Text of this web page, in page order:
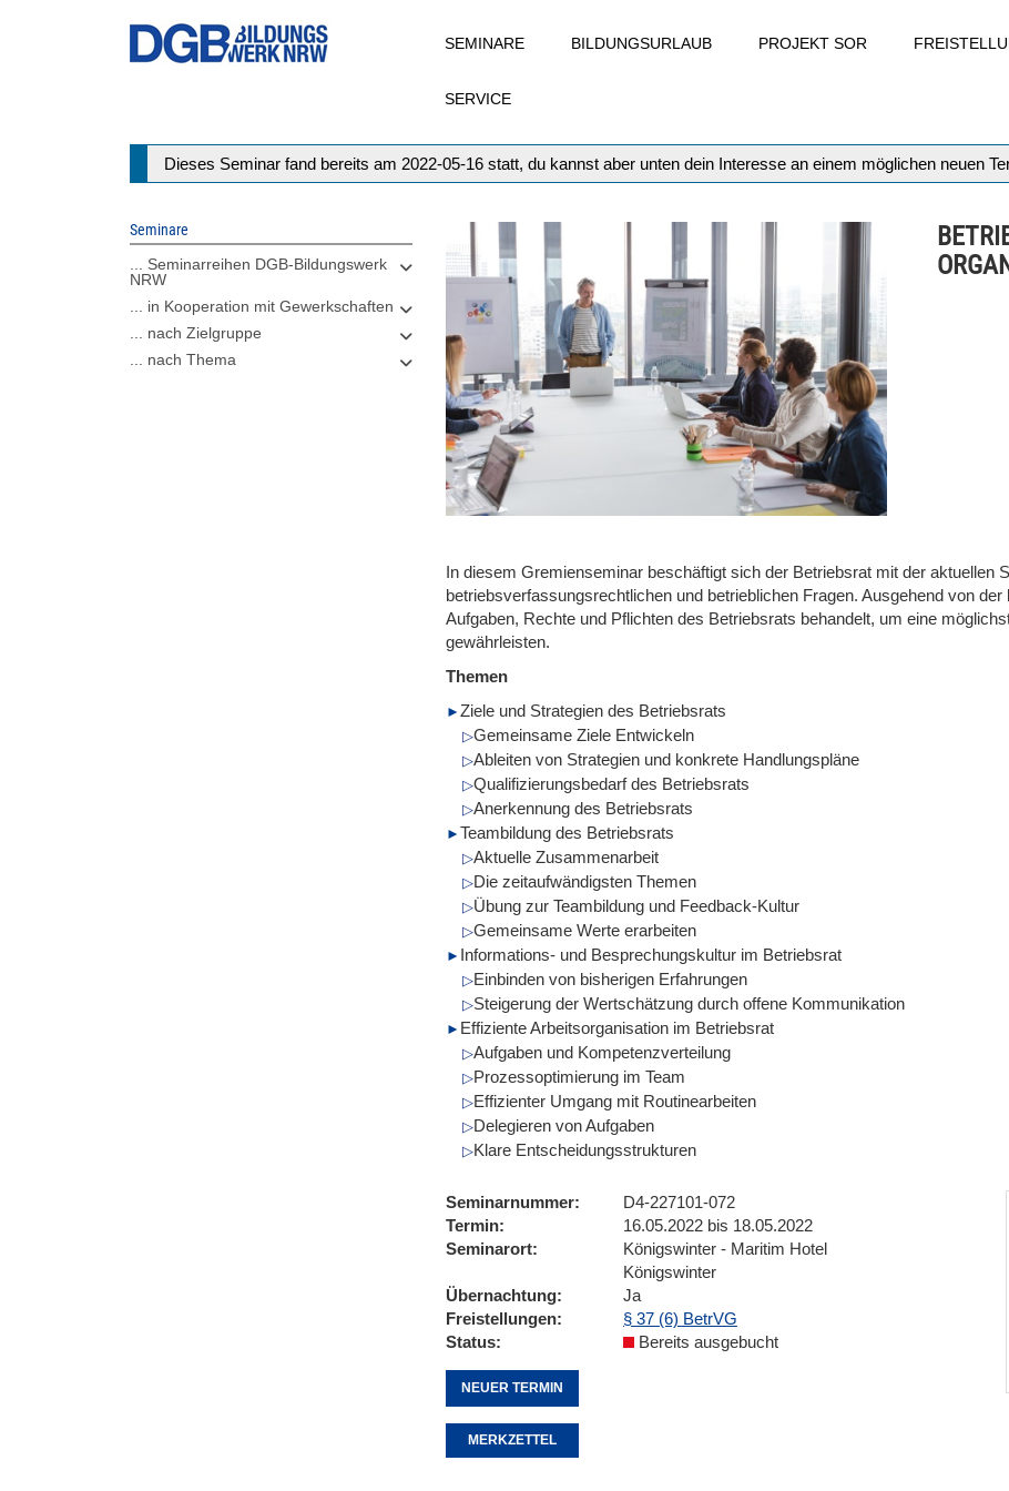
SEMINARE BILDUNGSURLAUB PROJEKT SOR
SERVICE
Statusmeldung
Dieses Seminar fand bereits am 2022-05-16 statt, du kannst aber unten dein Interesse an einem möglichen neuen
Seminare
... Seminarreihen DGB-Bildungswerk
NRW
... in Kooperation mit Gewerkschaften
... nach Zielgruppe
... nach Thema
In diesem Gremienseminar beschäftigt sich der Betriebsrat mit der aktuellen
betriebsverfassungsrechtlichen und betrieblichen Fragen. Ausgehend von
Aufgaben, Rechte und Pflichten des Betriebsrats behandelt, um eine
gewährleisten.
Themen
Ziele und Strategien des Betriebsrats
Gemeinsame Ziele Entwickeln
Ableiten von Strategien und konkrete Handlungspläne
Qualifizierungsbedarf des Betriebsrats
Anerkennung des Betriebsrats
Teambildung des Betriebsrats
Aktuelle Zusammenarbeit
Die zeitaufwändigsten Themen
Übung zur Teambildung und Feedback-Kultur
Gemeinsame Werte erarbeiten
Informations- und Besprechungskultur im Betriebsrat
Einbinden von bisherigen Erfahrungen
Steigerung der Wertschätzung durch offene Kommunikation
Effiziente Arbeitsorganisation im Betriebsrat
Aufgaben und Kompetenzverteilung
Prozessoptimierung im Team
Effizienter Umgang mit Routinearbeiten
Delegieren von Aufgaben
Klare Entscheidungsstrukturen
Seminarnummer
D4-227101-072
Termin
16.05.2022 bis 18.05.2022
Seminarort
Königswinter - Maritim Hotel
Königswinter
Übernachtung
Ja
Freistellungen
§ 37 (6) BetrVG
Status
Bereits ausgebucht
NEUER TERMIN
MERKZETTEL